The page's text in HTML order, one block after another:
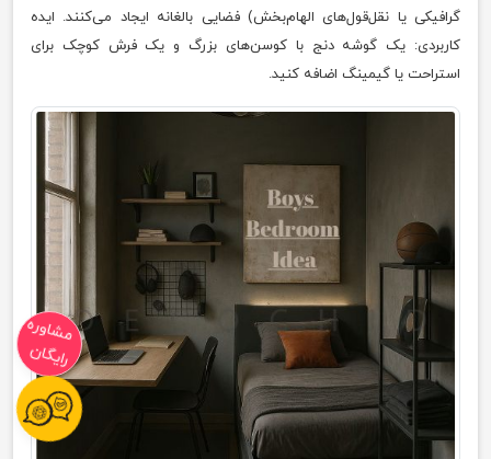
گرافیکی یا نقل‌قول‌های الهام‌بخش) فضایی بالغانه ایجاد می‌کنند. ایده
کاربردی: یک گوشه دنج با کوسن‌های بزرگ و یک فرش کوچک برای
استراحت یا گیمینگ اضافه کنید.
مشاوره
رایگان